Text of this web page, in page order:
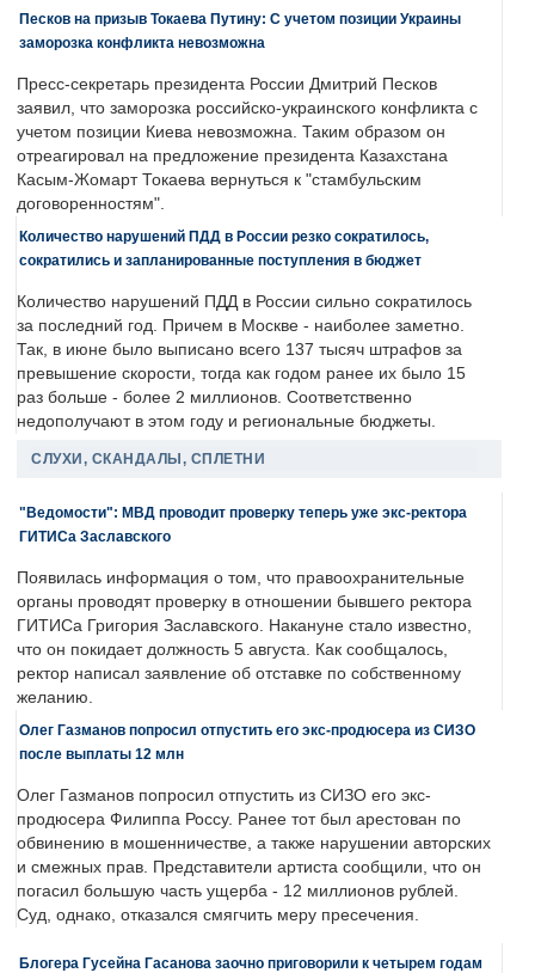
Песков на призыв Токаева Путину: С учетом позиции Украины
заморозка конфликта невозможна
Пресс-секретарь президента России Дмитрий Песков
заявил, что заморозка российско-украинского конфликта с
учетом позиции Киева невозможна. Таким образом он
отреагировал на предложение президента Казахстана
Касым-Жомарт Токаева вернуться к "стамбульским
договоренностям".
Количество нарушений ПДД в России резко сократилось,
сократились и запланированные поступления в бюджет
Количество нарушений ПДД в России сильно сократилось
за последний год. Причем в Москве - наиболее заметно.
Так, в июне было выписано всего 137 тысяч штрафов за
превышение скорости, тогда как годом ранее их было 15
раз больше - более 2 миллионов. Соответственно
недополучают в этом году и региональные бюджеты.
СЛУХИ, СКАНДАЛЫ, СПЛЕТНИ
"Ведомости": МВД проводит проверку теперь уже экс-ректора
ГИТИСа Заславского
Появилась информация о том, что правоохранительные
органы проводят проверку в отношении бывшего ректора
ГИТИСа Григория Заславского. Накануне стало известно,
что он покидает должность 5 августа. Как сообщалось,
ректор написал заявление об отставке по собственному
желанию.
Олег Газманов попросил отпустить его экс-продюсера из СИЗО
после выплаты 12 млн
Олег Газманов попросил отпустить из СИЗО его экс-
продюсера Филиппа Россу. Ранее тот был арестован по
обвинению в мошенничестве, а также нарушении авторских
и смежных прав. Представители артиста сообщили, что он
погасил большую часть ущерба - 12 миллионов рублей.
Суд, однако, отказался смягчить меру пресечения.
Блогера Гусейна Гасанова заочно приговорили к четырем годам